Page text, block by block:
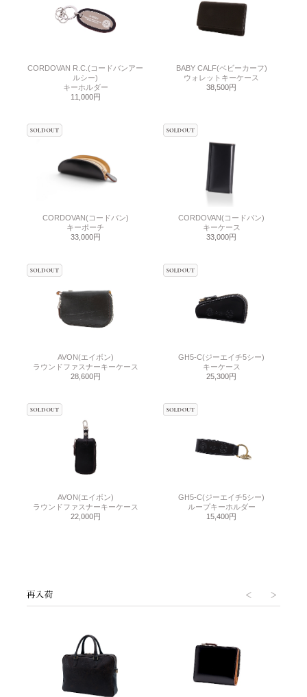
CORDOVAN R.C.(コードバンアー
ルシー)
キーホルダー
11,000円
BABY CALF(ベビーカーフ)
ウォレットキーケース
38,500円
CORDOVAN(コードバン)
キーポーチ
33,000円
CORDOVAN(コードバン)
キーケース
33,000円
AVON(エイボン)
ラウンドファスナーキーケース
28,600円
GH5-C(ジーエイチ5シー)
キーケース
25,300円
AVON(エイボン)
ラウンドファスナーキーケース
22,000円
GH5-C(ジーエイチ5シー)
ループキーホルダー
15,400円